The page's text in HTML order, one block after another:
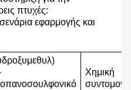
πτυχές:
εφαρμογής και
Χημική